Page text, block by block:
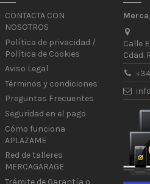
CONTACTA CON
NOSOTROS
Política de privacidad /
Política de Cookies
Aviso Legal
Términos y condiciones
Preguntas Frecuentes
Seguridad en el pago
Cómo funciona
APLAZAME
Red de talleres
MERCAGARAGE
Trámite de Garantía o
Calle
Cdad.